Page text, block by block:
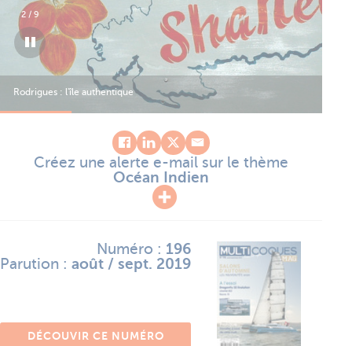
Rodrigues : l'île authentique
3/ 9
Créez une alerte e-mail sur le thème
Océan Indien
Numéro : 196
Parution : août / sept. 2019
DÉCOUVIR CE NUMÉRO